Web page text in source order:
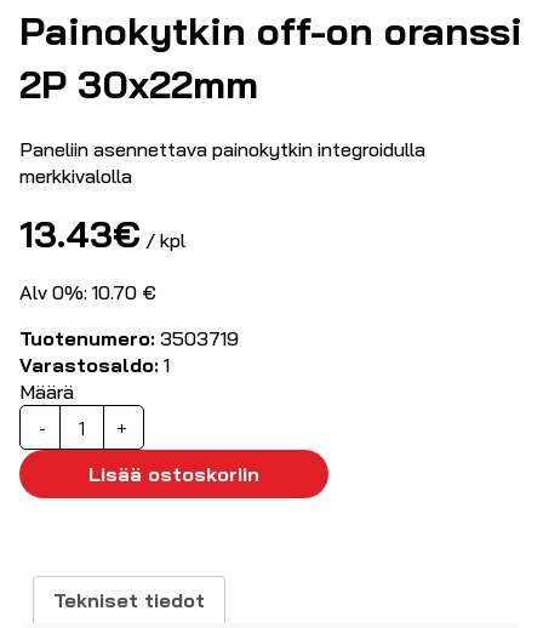
Painokytkin off-on oranssi
2P 30x22mm
Paneliin asennettava painokytkin integroidulla
merkkivalolla
13.43€ / kpl
Alv 0%: 10.70 €
Tuotenumero: 3503719
Varastosaldo: 1
Määrä
-
Painokytkin
off-
oranssi
määrä
+
Lisää ostoskoriin
Tekniset tiedot